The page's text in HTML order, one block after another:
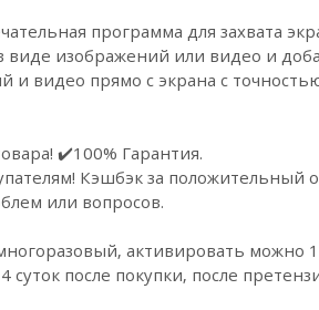
программа для захвата
виде изображений или видео и
и видео прямо с экрана с
✔️100% Гарантия.
Кэшбэк за положительный
или вопросов.
активировать можно 1
суток после покупки, после